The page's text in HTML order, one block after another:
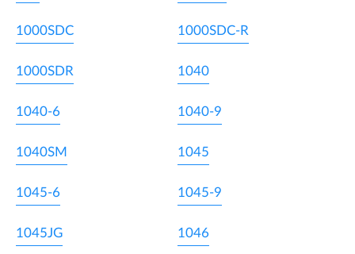
1000SDC 1000SDC-R
1000SDR 1040
1040-6 1040-9
1040SM 1045
1045-6 1045-9
1045JG 1046